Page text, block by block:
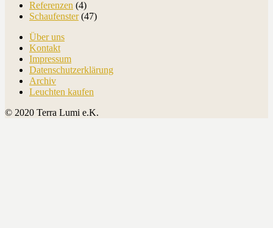
Referenzen (4)
Schaufenster(47)
Über uns
Kontakt
Impressum
Datenschutzerklärung
Archiv
Leuchten kaufen
© 2020 Terra Lumi e.K.